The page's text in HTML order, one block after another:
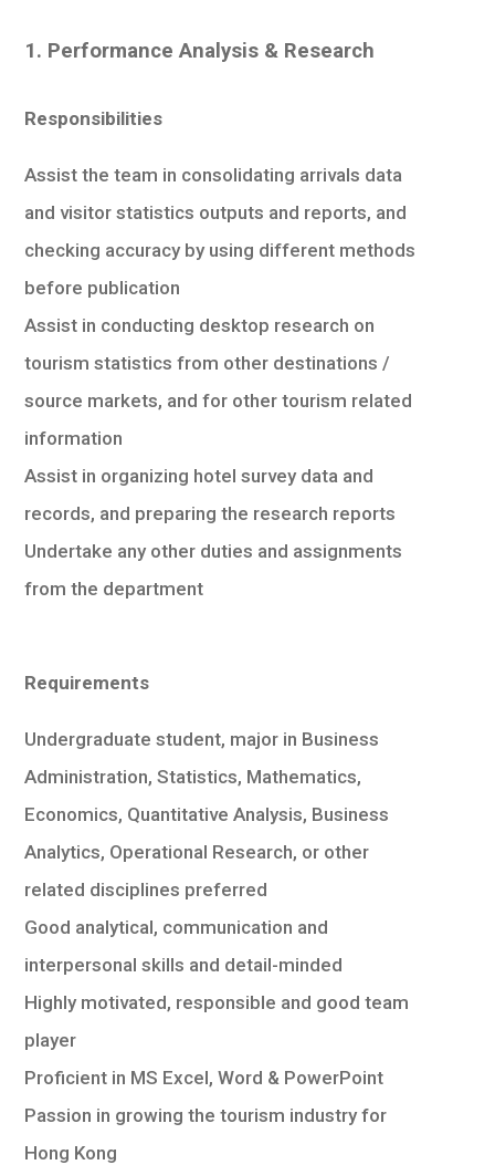
1. Performance Analysis & Research
Responsibilities
Assist the team in consolidating arrivals data
and visitor statistics outputs and reports, and
checking accuracy by using different methods
before publication
Assist in conducting desktop research on
tourism statistics from other destinations /
source markets, and for other tourism related
information
Assist in organizing hotel survey data and
records, and preparing the research reports
Undertake any other duties and assignments
from the department
Requirements
Undergraduate student, major in Business
Administration, Statistics, Mathematics,
Economics, Quantitative Analysis, Business
Analytics, Operational Research, or other
related disciplines preferred
Good analytical, communication and
interpersonal skills and detail-minded
Highly motivated, responsible and good team
player
Proficient in MS Excel, Word & PowerPoint
Passion in growing the tourism industry for
Hong Kong